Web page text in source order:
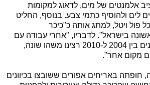
אלמנטים של מים, לדאוג למקומות
לים ולהוסיף כתמי צבע. בנוסף, החליט
פול ויטל, למתג אותה כ"כיכר
בישראל". לדבריו, "אחרי עבודה עם
שלושה אדריכלים שונים בין 2004 ל-2010 רצינו משהו שונה,
מקום אחר".
שטחה, חופתה באריחים אפורים ששובצו בכיוונים